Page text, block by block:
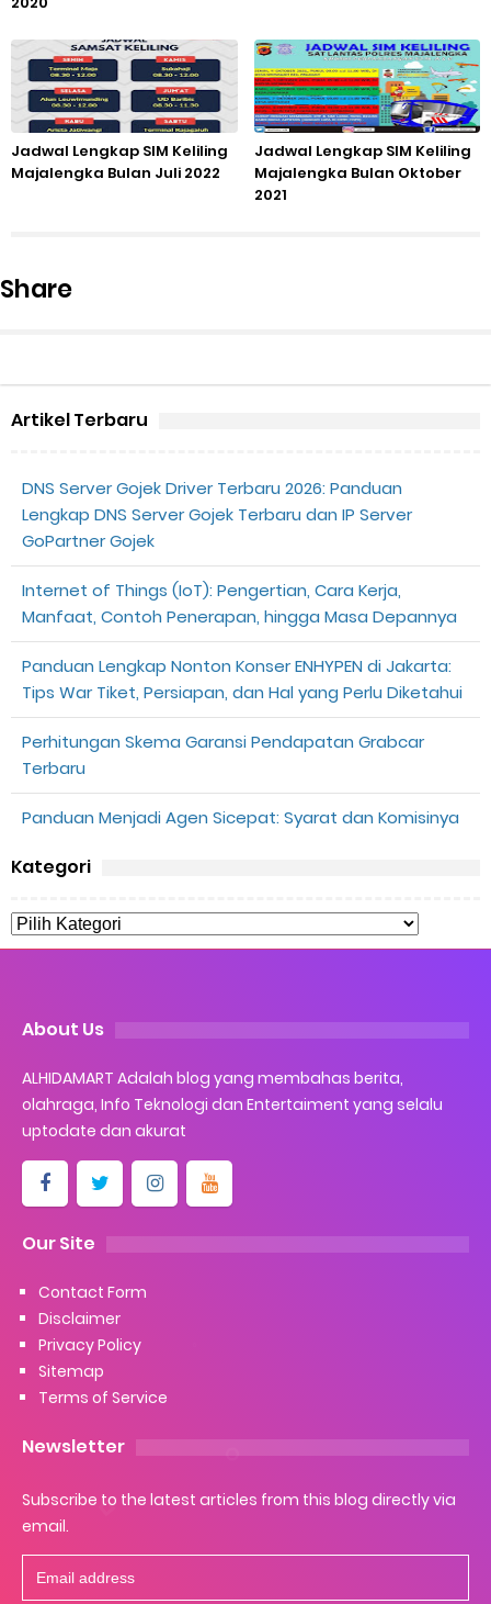
Jadwal Lengkap SIM Keliling
Majalengka Bulan Juli 2022
Jadwal Lengkap SIM Keliling
Majalengka Bulan Oktober
2021
Share
Artikel Terbaru
DNS Server Gojek Driver Terbaru 2026: Panduan
Lengkap DNS Server Gojek Terbaru dan IP Server
GoPartner Gojek
Internet of Things (IoT): Pengertian, Cara Kerja,
Manfaat, Contoh Penerapan, hingga Masa Depannya
Panduan Lengkap Nonton Konser ENHYPEN di Jakarta:
Tips War Tiket, Persiapan, dan Hal yang Perlu Diketahui
Perhitungan Skema Garansi Pendapatan Grabcar
Terbaru
Panduan Menjadi Agen Sicepat: Syarat dan Komisinya
Kategori
About Us
ALHIDAMART Adalah blog yang membahas berita,
olahraga, Info Teknologi dan Entertaiment yang selalu
uptodate dan akurat
Our Site
Contact Form
Disclaimer
Privacy Policy
Sitemap
Terms of Service
Newsletter
Subscribe to the latest articles from this blog directly via
email.